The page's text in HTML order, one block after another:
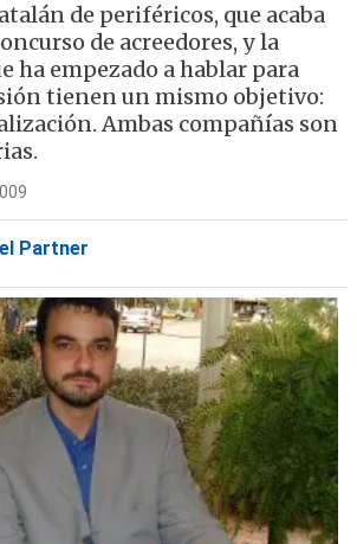
de periféricos, que acaba
de acreedores, y la
ha empezado a hablar para
tienen un mismo objetivo:
Ambas compañías son
Partner